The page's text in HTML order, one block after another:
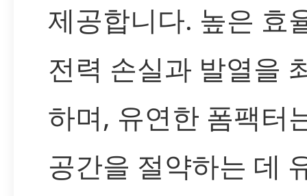
제공합니다. 높은 효
전력 손실과 발열을
하며, 유연한 폼팩터
공간을 절약하는 데